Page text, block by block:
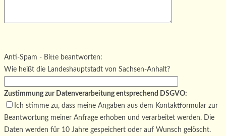
Bitte lasse dieses Feld leer.
Anti-Spam - Bitte beantworten:
Wie heißt die Landeshauptstadt von Sachsen-Anhalt?
Zustimmung zur Datenverarbeitung entsprechend DSGVO:
Ich stimme zu, dass meine Angaben aus dem Kontaktformular zur
Beantwortung meiner Anfrage erhoben und verarbeitet werden. Die
Daten werden für 10 Jahre gespeichert oder auf Wunsch gelöscht.